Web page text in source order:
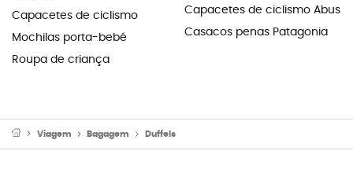
Capacetes de ciclismo
Mochilas porta-bebé
Roupa de criança
Capacetes de ciclismo Abus
Casacos penas Patagonia
Viagem Bagagem Duffels